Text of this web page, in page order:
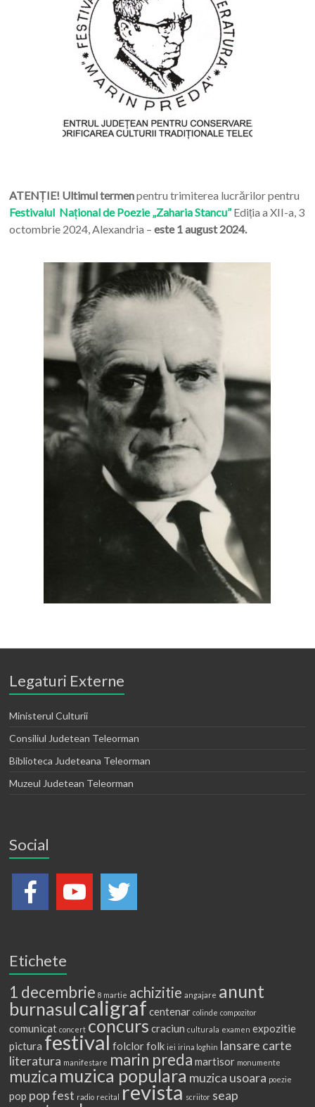
ATENȚIE! Ultimul termenpentru trimiterea lucrărilor pentru
Festivalul Național de Poezie „Zaharia Stancu”Ediția a XII-a, 3
octombrie 2024, Alexandria – este 1 august 2024.
Legaturi Externe
Ministerul Culturii
Consiliul Judetean Teleorman
Biblioteca Judeteana Teleorman
Muzeul Judetean Teleorman
Social
Etichete
1 decembrie 8 martie achizitie angajare anunt
burnasulcaligraf centenar colinde compozitor
comunicat concert concurs craciun culturala examen expozitie
pictura festival folclorfolk iei irina loghin lansare carte
literatura manifestare marin preda martisor monumente
muzica muzica populara muzica usoara poezie
pop pop fest radio recital revista scriitor seap